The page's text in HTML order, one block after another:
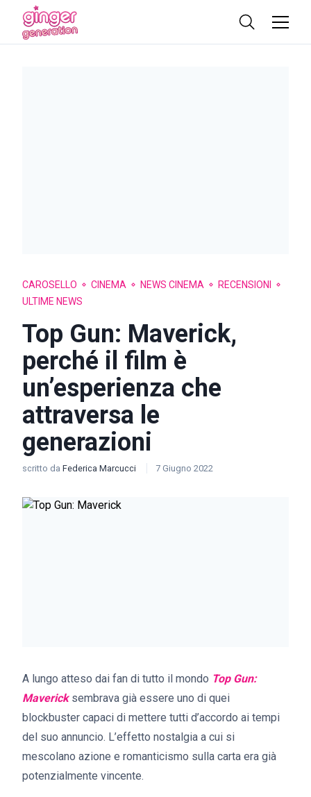
CAROSELLO CINEMA NEWS CINEMA
RECENSIONI
ULTIME NEWS
Top Gun: Maverick,
perché il film è
un’esperienza che
attraversa le
generazioni
scritto da Federica Marcucci 7 Giugno 2022
A lungo atteso dai fan di tutto il mondo Top Gun:
Mavericksembrava già essere uno di quei
blockbuster capaci di mettere tutti d’accordo ai tempi
del suo annuncio. L’effetto nostalgia a cui si
mescolano azione e romanticismo sulla carta era già
potenzialmente vincente.